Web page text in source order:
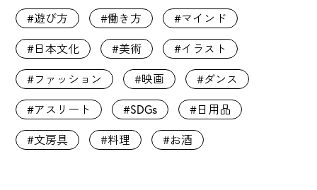
遊び方 働き方 マインド
日本文化 美術 イラスト
ファッション 映画 ダンス
アスリート SDGs 日用品
文房具 料理 お酒